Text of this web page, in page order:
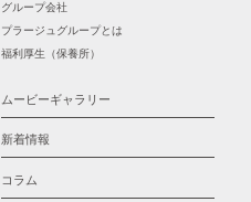
グループ会社
プラージュグループとは
福利厚生（保養所）
ムービーギャラリー
新着情報
コラム